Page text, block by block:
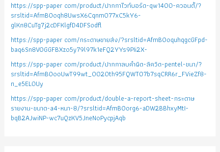
https://spp-paper com/product/ปากกาไวท์บอร์ด-qw1400-ควอนตั้/?
srsltid=AfmBOoqh8UwsX6Cqnm077xC5kY6-
glKn8CuTg7j2cDFKlgfD4DFSodfl
https://spp-paper com/กระดาษขายส่ง/?srsltid=AfmBOoquhqgcGFpd-
baq6Sn8VOGGFBXzo5y79l97k1eFQ2YYs9PIi2X-
https://spp-paper com/product/ปากกาลบคำผิด-ลิควิด-pentel-ขนา/?
srsltid=AfmBOooUwT99wt_0020th95FQWTO7b7sqCRR6r_FVieZf8-
n_e5EL0Uy
https://spp-paper com/product/double-a-report-sheet-กระดาษ
รายงาน-ขนาด-a4-หนา-8/?srsltid=AfmBOorg6-aDW2BBhxyMtI-
bqB2AJwiNP-wc7uQzKV5JneNoPycpjAqb